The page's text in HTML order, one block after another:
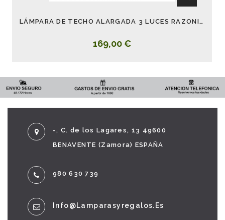
LÁMPARA DE TECHO ALARGADA 3 LUCES RAZONI NEGRO
169,00 €
-, C. de los Lagares, 13 49600
BENAVENTE (Zamora) ESPAÑA
980 630 739
Info@lamparasyregalos.es